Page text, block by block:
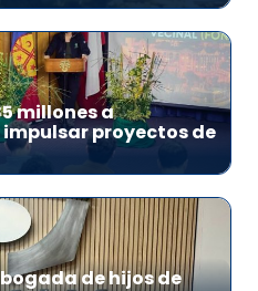
millones a
proyectos de
de hijos de